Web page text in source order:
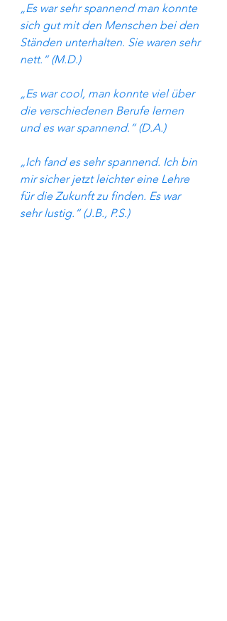
„Es war sehr spannend man konnte
sich gut mit den Menschen bei den
Ständen unterhalten. Sie waren sehr
nett.“ (M.D.)
„Es war cool, man konnte viel über
die verschiedenen Berufe lernen
und es war spannend.“ (D.A.)
„Ich fand es sehr spannend. Ich bin
mir sicher jetzt leichter eine Lehre
für die Zukunft zu finden. Es war
sehr lustig.“ (J.B., P.S.)